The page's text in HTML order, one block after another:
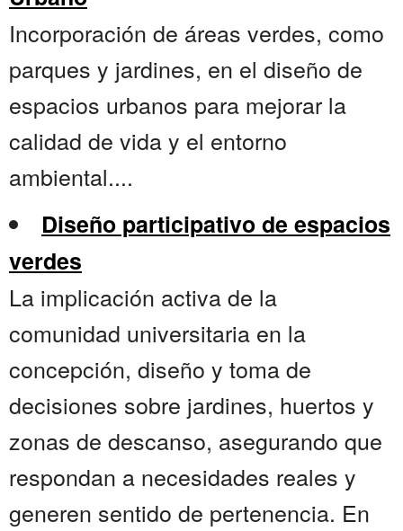
Incorporación de áreas verdes, como
parques y jardines, en el diseño de
espacios urbanos para mejorar la
calidad de vida y el entorno
ambiental....
Diseño participativo de espacios
verdes
La implicación activa de la
comunidad universitaria en la
concepción, diseño y toma de
decisiones sobre jardines, huertos y
zonas de descanso, asegurando que
respondan a necesidades reales y
generen sentido de pertenencia. En